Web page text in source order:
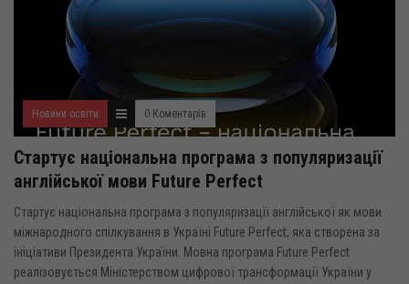
Новини освіти 0 Коментарів
Стартує національна програма з популяризації
англійської мови Future Perfect
Стартує національна програма з популяризації англійської як мови
міжнародного спілкування в Україні Future Perfect, яка створена за
ініціативи Президента України. Мовна програма Future Perfect
реалізовується Міністерством цифрової трансформації України у